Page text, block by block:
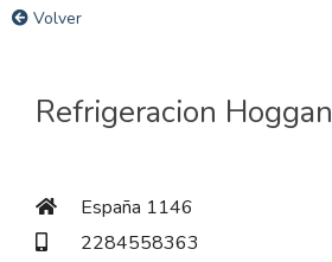
Volver
Refrigeracion Hoggan
España 1146
2284558363